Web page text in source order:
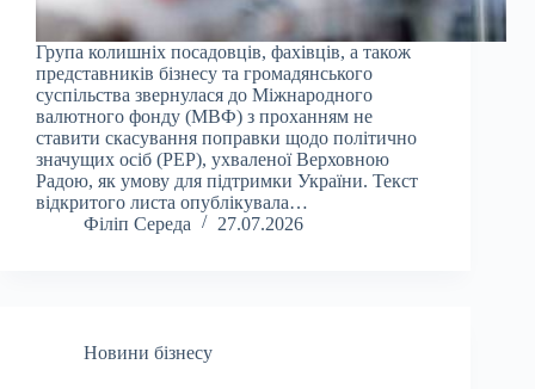
Група колишніх посадовців, фахівців, а також
представників бізнесу та громадянського
суспільства звернулася до Міжнародного
валютного фонду (МВФ) з проханням не
ставити скасування поправки щодо політично
значущих осіб (PEP), ухваленої Верховною
Радою, як умову для підтримки України. Текст
відкритого листа опублікувала…
Філіп Середа
27.07.2026
Новини бізнесу